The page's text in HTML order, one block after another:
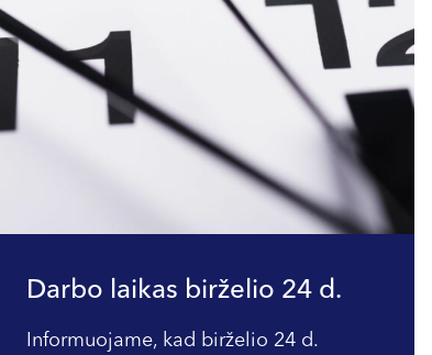
Darbo laikas birželio 24 d.
Informuojame, kad birželio 24 d.